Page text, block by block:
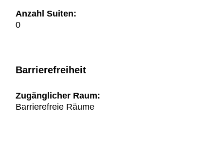
Anzahl Suiten:
0
Barrierefreiheit
Zugänglicher Raum:
Barrierefreie Räume